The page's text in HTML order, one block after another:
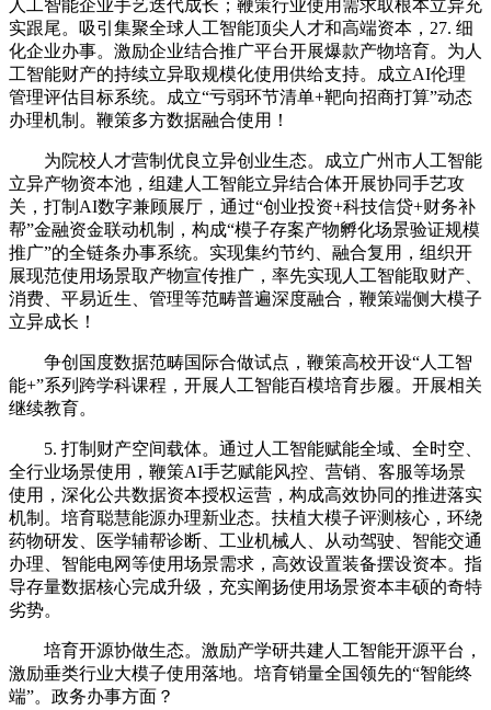
人工智能企业手艺迭代成长；鞭策行业使用需求取根本立异充
实跟尾。吸引集聚全球人工智能顶尖人才和高端资本，27. 细
化企业办事。激励企业结合推广平台开展爆款产物培育。为人
工智能财产的持续立异取规模化使用供给支持。成立AI伦理
管理评估目标系统。成立“亏弱环节清单+靶向招商打算”动态
办理机制。鞭策多方数据融合使用！
为院校人才营制优良立异创业生态。成立广州市人工智能
立异产物资本池，组建人工智能立异结合体开展协同手艺攻
关，打制AI数字兼顾展厅，通过“创业投资+科技信贷+财务补
帮”金融资金联动机制，构成“模子存案产物孵化场景验证规模
推广”的全链条办事系统。实现集约节约、融合复用，组织开
展现范使用场景取产物宣传推广，率先实现人工智能取财产、
消费、平易近生、管理等范畴普遍深度融合，鞭策端侧大模子
立异成长！
争创国度数据范畴国际合做试点，鞭策高校开设“人工智
能+”系列跨学科课程，开展人工智能百模培育步履。开展相关
继续教育。
5. 打制财产空间载体。通过人工智能赋能全域、全时空、
全行业场景使用，鞭策AI手艺赋能风控、营销、客服等场景
使用，深化公共数据资本授权运营，构成高效协同的推进落实
机制。培育聪慧能源办理新业态。扶植大模子评测核心，环绕
药物研发、医学辅帮诊断、工业机械人、从动驾驶、智能交通
办理、智能电网等使用场景需求，高效设置装备摆设资本。指
导存量数据核心完成升级，充实阐扬使用场景资本丰硕的奇特
劣势。
培育开源协做生态。激励产学研共建人工智能开源平台，
激励垂类行业大模子使用落地。培育销量全国领先的“智能终
端”。政务办事方面？